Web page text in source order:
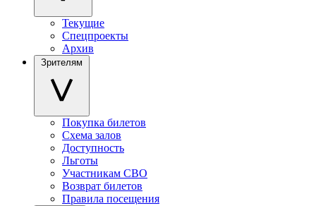
Текущие
Спецпроекты
Архив
Зрителям
Покупка билетов
Схема залов
Доступность
Льготы
Участникам СВО
Возврат билетов
Правила посещения